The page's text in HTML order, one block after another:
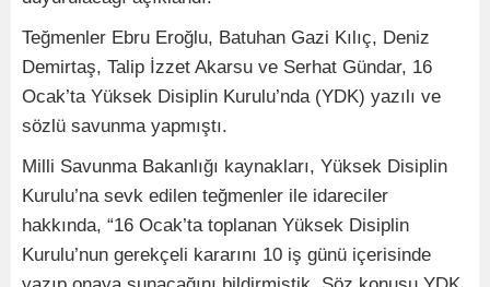
Teğmenler Ebru Eroğlu, Batuhan Gazi Kılıç, Deniz
Demirtaş, Talip İzzet Akarsu ve Serhat Gündar, 16
Ocak’ta Yüksek Disiplin Kurulu’nda (YDK) yazılı ve
sözlü savunma yapmıştı.
Milli Savunma Bakanlığı kaynakları, Yüksek Disiplin
Kurulu’na sevk edilen teğmenler ile idareciler
hakkında, “16 Ocak’ta toplanan Yüksek Disiplin
Kurulu’nun gerekçeli kararını 10 iş günü içerisinde